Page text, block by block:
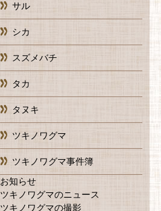
サル
シカ
スズメバチ
タカ
タヌキ
ツキノワグマ
ツキノワグマ事件簿
お知らせ
ツキノワグマのニュース
ツキノワグマの撮影